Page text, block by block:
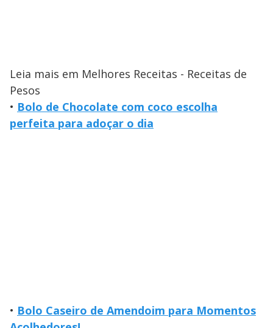
Leia mais em Melhores Receitas - Receitas de
Pesos
• Bolo de Chocolate com coco escolha
perfeita para adoçar o dia
• Bolo Caseiro de Amendoim para Momentos